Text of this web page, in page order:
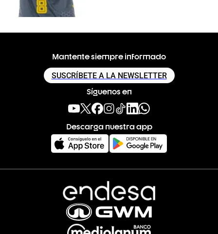
Mantente siempre informado
SUSCRÍBETE A LA NEWSLETTER
Síguenos en
Descarga nuestra app